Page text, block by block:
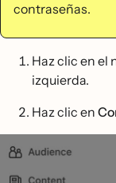
contraseñas.
Haz clic en el
izquierda.
Haz clic en